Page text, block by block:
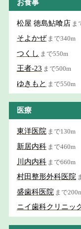
お食事
松屋 徳島鮎喰店 ま
そよかぜ まで340m
つくし まで550m
王者-23 まで500m
ゆきもと まで550m
医療
東洋医院 まで130m
新居内科 まで460m
川内内科 まで660m
村田整形外科医院
盛歯科医院 まで
ニイ歯科クリニッ